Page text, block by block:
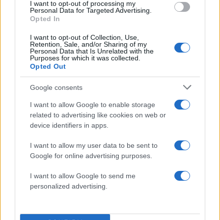
I want to opt-out of processing my
Personal Data for Targeted Advertising.
Opted In
I want to opt-out of Collection, Use,
Retention, Sale, and/or Sharing of my
Personal Data that Is Unrelated with the
Purposes for which it was collected.
Opted Out
Google consents
I want to allow Google to enable storage
related to advertising like cookies on web or
device identifiers in apps.
I want to allow my user data to be sent to
Google for online advertising purposes.
I want to allow Google to send me
personalized advertising.
κατηγορούμενους. Ψέμα η περιβόητη
ξυλολιάδα. Καταρρίφθηκαν όλα πια, δεν υπήρχε
κίνητρο για συγκάλυψη. Τώρα που τα πράγματα
μπαίνουν στη θέση τους, καταλαβαίνουμε τι
παίχτηκε, ποιοι βρέθηκαν πίσω από τις μεγάλες
συγκεντρώσεις» τόνισε, μιλώντας για επιχείρηση
λασπολόγησης.
«Δε θα δεχθώ υπονοούμενο ότι τη στιγμή της
τραγωδίας το μυαλό μας ήταν στη συγκάλυψη.
Ήταν η μεγαλύτερη αθλιότητα που έχω
ακούσει».
Για τις υποκλοπές
«Αναγνώρισα ευθύνες δυσλειτουργίας και